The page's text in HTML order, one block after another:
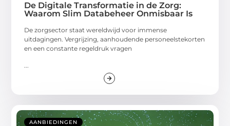
De Digitale Transformatie in de Zorg:
Waarom Slim Databeheer Onmisbaar Is
De zorgsector staat wereldwijd voor immense
uitdagingen. Vergrijzing, aanhoudende personeelstekorten
en een constante regeldruk vragen
AANBIEDINGEN